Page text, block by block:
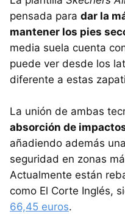
pensada para dar la
mantener los pies
media suela cuenta
puede ver desde los
diferente a estas
La unión de ambas
absorción de
añadiendo además
seguridad en zonas
Actualmente están
como El Corte Inglés,
66,45 euros.